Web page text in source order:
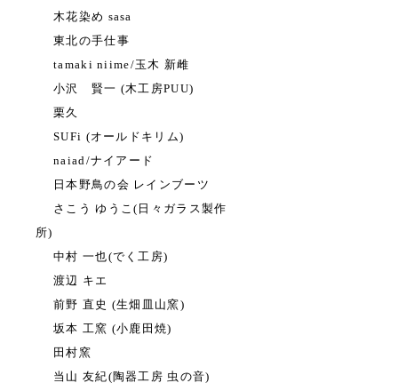
木花染め sasa
東北の手仕事
tamaki niime/玉木 新雌
小沢 賢一 (木工房PUU)
栗久
SUFi (オールドキリム)
naiad/ナイアード
日本野鳥の会 レインブーツ
さこう ゆうこ(日々ガラス製作
所)
中村 一也(でく工房)
渡辺 キエ
前野 直史 (生畑皿山窯)
坂本 工窯 (小鹿田焼)
田村窯
当山 友紀(陶器工房 虫の音)